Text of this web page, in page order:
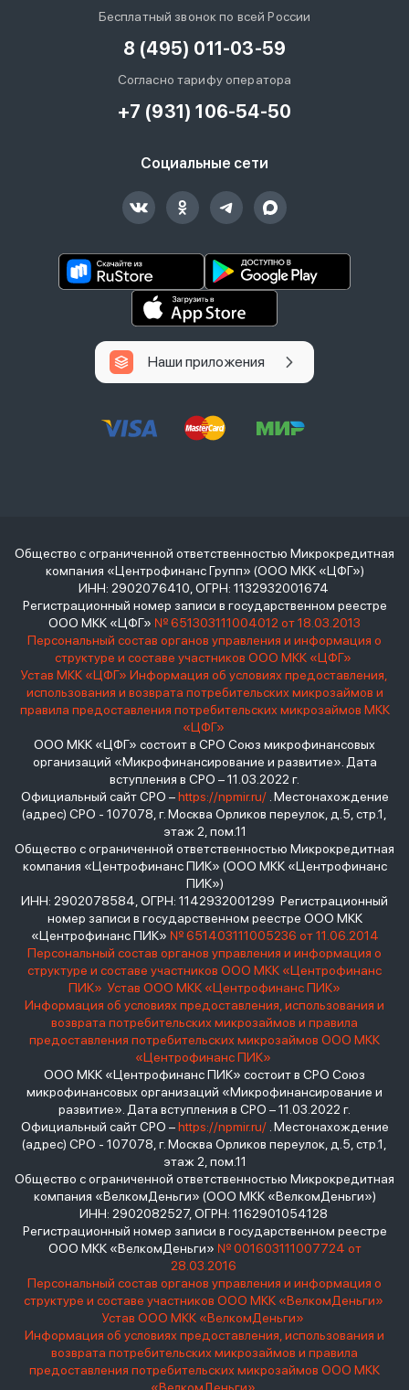
Бесплатный звонок по всей России
8 (495) 011-03-59
Согласно тарифу оператора
+7 (931) 106-54-50
Социальные сети
Наши приложения
Общество с ограниченной ответственностью Микрокредитная
компания «Центрофинанс Групп» (ООО МКК «ЦФГ»)
ИНН: 2902076410, ОГРН: 1132932001674
Регистрационный номер записи в государственном реестре
ООО МКК «ЦФГ» № 651303111004012 от 18.03.2013
Персональный состав органов управления и информация о
структуре и составе участников ООО МКК «ЦФГ»
Устав МКК «ЦФГ» Информация об условиях предоставления,
использования и возврата потребительских микрозаймов и
правила предоставления потребительских микрозаймов МКК
«ЦФГ»
ООО МКК «ЦФГ» состоит в СРО Союз микрофинансовых
организаций «Микрофинансирование и развитие». Дата
вступления в СРО – 11.03.2022 г.
Официальный сайт СРО –https://npmir.ru/. Местонахождение
(адрес) СРО - 107078, г. Москва Орликов переулок, д.5, стр.1,
этаж 2, пом.11
Общество с ограниченной ответственностью Микрокредитная
компания «Центрофинанс ПИК» (ООО МКК «Центрофинанс
ПИК»)
ИНН: 2902078584, ОГРН: 1142932001299 Регистрационный
номер записи в государственном реестре ООО МКК
«Центрофинанс ПИК» № 651403111005236 от 11.06.2014
Персональный состав органов управления и информация о
структуре и составе участников ООО МКК «Центрофинанс
ПИК» Устав ООО МКК «Центрофинанс ПИК»
Информация об условиях предоставления, использования и
возврата потребительских микрозаймов и правила
предоставления потребительских микрозаймов ООО МКК
«Центрофинанс ПИК»
ООО МКК «Центрофинанс ПИК» состоит в СРО Союз
микрофинансовых организаций «Микрофинансирование и
развитие». Дата вступления в СРО – 11.03.2022 г.
Официальный сайт СРО –https://npmir.ru/. Местонахождение
(адрес) СРО - 107078, г. Москва Орликов переулок, д.5, стр.1,
этаж 2, пом.11
Общество с ограниченной ответственностью Микрокредитная
компания «ВелкомДеньги» (ООО МКК «ВелкомДеньги»)
ИНН: 2902082527, ОГРН: 1162901054128
Регистрационный номер записи в государственном реестре
ООО МКК «ВелкомДеньги» № 001603111007724 от
28.03.2016
Персональный состав органов управления и информация о
структуре и составе участников ООО МКК «ВелкомДеньги»
Устав ООО МКК «ВелкомДеньги»
Информация об условиях предоставления, использования и
возврата потребительских микрозаймов и правила
предоставления потребительских микрозаймов ООО МКК